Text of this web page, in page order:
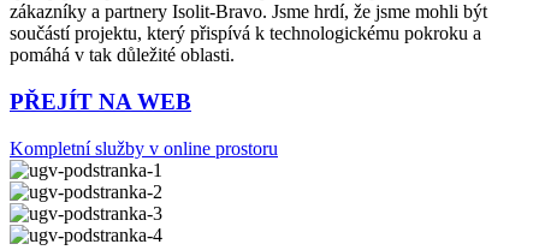
zákazníky a partnery Isolit-Bravo. Jsme hrdí, že jsme mohli být
součástí projektu, který přispívá k technologickému pokroku a
pomáhá v tak důležité oblasti.
PŘEJÍT NA WEB
Kompletní služby v online prostoru